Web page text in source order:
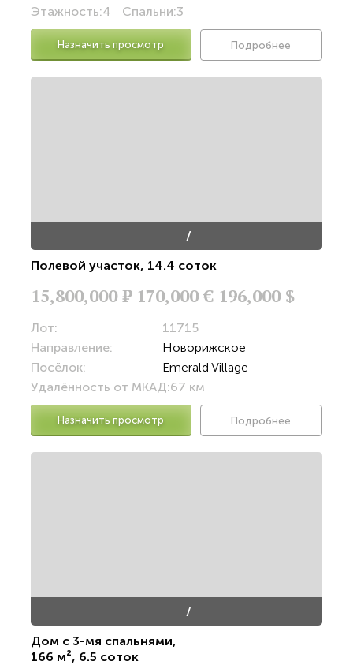
Этажность:4 Спальни:3
Назначить просмотр Подробнее
/
Полевой участок, 14.4 соток
15,800,000Р 170,000 € 196,000 $
Лот:
11715
Направление:
Новорижское
Посёлок:
Emerald Village
Удалённость от МКАД:67 км
Назначить просмотр Подробнее
/
Дом с 3-мя спальнями,
166 м², 6.5 соток